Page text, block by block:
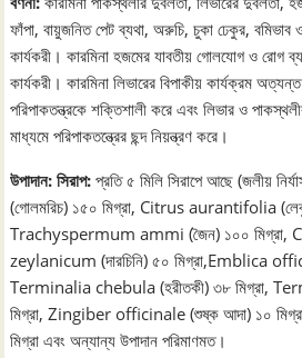
ফাঁপা, বায়ুজনিত পেট ব্যথা, অরুচি, চুকা ঢেকুর, বমিভাব
কার্যকরী। কারমিনা হজমের যাবতীয় গোলযোগ ও রোগ
কার্যকরী। কারমিনা লিভারের বিপাকীয় কার্যক্রম
পরিপাকতন্ত্রকে শক্তিশালী করে এবং লিভার ও
মাধ্যমে পরিপাকতন্ত্রের ছন্দ নিয়ন্ত্রণ করে।
উপাদান: সিরাপ: প্রতি ৫ মিলি সিরাপে আছে (জলীয়
(গোলমরিচ) ১৫০ মিগ্রা, Citrus aurantifolia
Trachyspermum ammi (জৈন) ১০০
zeylanicum (দারচিনি) ৫০ মিগ্রা,Emblica
Terminalia chebula (হরীতকী) ৩৮ মিগ্রা,
মিগ্রা, Zingiber officinale (শুষ্ক আদা) ১০
মিগ্রা এবং অন্যান্য উপাদান পরিমাণমত।